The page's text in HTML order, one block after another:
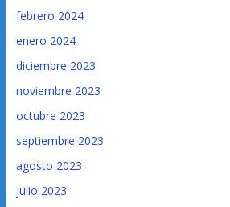
febrero 2024
enero 2024
diciembre 2023
noviembre 2023
octubre 2023
septiembre 2023
agosto 2023
julio 2023